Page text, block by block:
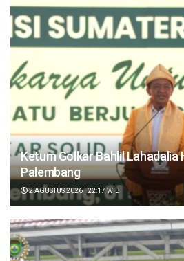
Ketum Golkar Bahlil Lahadalia
Palembang
2 AGUSTUS 2026 | 22:17 WIB